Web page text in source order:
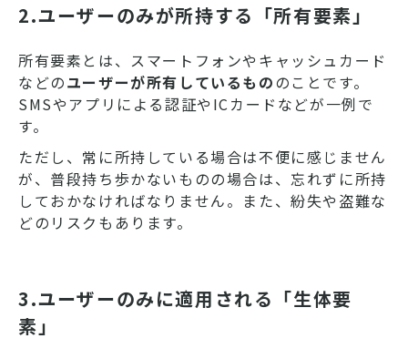
2.ユーザーのみが所持する「所有要素」
所有要素とは、スマートフォンやキャッシュカード
などのユーザーが所有しているもののことです。
SMSやアプリによる認証やICカードなどが一例で
す。
ただし、常に所持している場合は不便に感じません
が、普段持ち歩かないものの場合は、忘れずに所持
しておかなければなりません。また、紛失や盗難な
どのリスクもあります。
3.ユーザーのみに適用される「生体要
素」